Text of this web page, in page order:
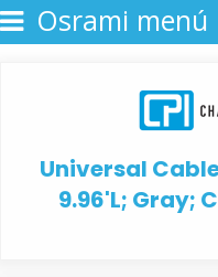
Osrami menú
Universal
9.96'L; Gray;